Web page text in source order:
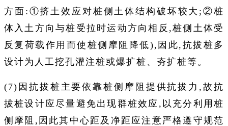
方面:①挤土效应对桩侧土体结构破坏较大;②桩
体入土方向与桩受拉时运动方向相反,桩侧土体受
反复荷载作用而使桩侧摩阻降低),因此,抗拔桩多
设计为人工挖孔灌注桩或爆扩桩、夯扩桩等。
(7)因抗拔桩主要依靠桩侧摩阻提供抗拔力,故抗
拔桩设计应尽量避免出现群桩效应,以充分利用桩
侧摩阻,因此其中心距及净距应注意严格遵守规范